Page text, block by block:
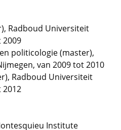
Radboud Universiteit
2009
politicologie (master),
van 2009 tot 2010
Radboud Universiteit
2012
Institute